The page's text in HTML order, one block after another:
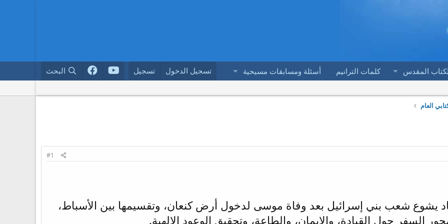
المقدس كلمات الترانيم أسئلة ومسابقات مسيحية تسجيل الدخول تسجيل البحث
العام
#1
شعب بني إسرائيل بعد وفاة موسى لدخول أرض كنعان، وتقسيمها بين الأسباط،
السفر حول القيادة، والإيمان، والطاعة، وتحقيق الوعود الإلهية.